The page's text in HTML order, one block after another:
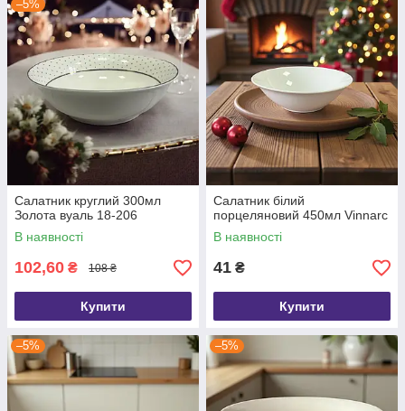
–5%
Салатник круглий 300мл
Золота вуаль 18-206
В наявності
102,60 ₴ 108 ₴
Купити
Салатник білий
порцеляновий 450мл Vinnarc
В наявності
41 ₴
Купити
–5% –5%